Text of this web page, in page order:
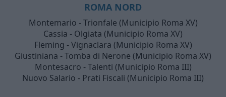
ROMA NORD
Montemario - Trionfale (Municipio Roma XV)
Cassia - Olgiata (Municipio Roma XV)
Fleming - Vignaclara (Municipio Roma XV)
Giustiniana - Tomba di Nerone (Municipio Roma XV)
Montesacro - Talenti (Municipio Roma III)
Nuovo Salario - Prati Fiscali (Municipio Roma III)